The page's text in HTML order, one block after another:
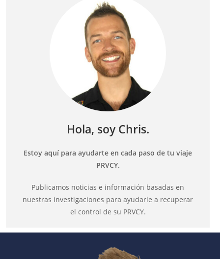
Hola, soy Chris.
Estoy aquí para ayudarte en cada paso de tu viaje
PRVCY.
Publicamos noticias e información basadas en
nuestras investigaciones para ayudarle a recuperar
el control de su PRVCY.